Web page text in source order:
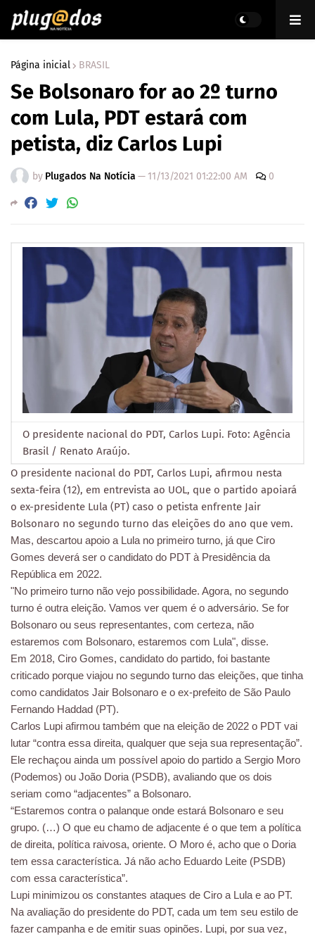
Página inicial BRASIL
Se Bolsonaro for ao 2º turno
com Lula, PDT estará com
petista, diz Carlos Lupi
by Plugados Na Notícia — 11/13/2021 01:22:00 AM 0
O presidente nacional do PDT, Carlos Lupi. Foto: Agência
Brasil / Renato Araújo.
O presidente nacional do PDT, Carlos Lupi, afirmou nesta
sexta-feira (12), em entrevista ao UOL, que o partido apoiará
o ex-presidente Lula (PT) caso o petista enfrente Jair
Bolsonaro no segundo turno das eleições do ano que vem.
Mas, descartou apoio a Lula no primeiro turno, já que Ciro
Gomes deverá ser o candidato do PDT à Presidência da
República em 2022.
"No primeiro turno não vejo possibilidade. Agora, no segundo
turno é outra eleição. Vamos ver quem é o adversário. Se for
Bolsonaro ou seus representantes, com certeza, não
estaremos com Bolsonaro, estaremos com Lula", disse.
Em 2018, Ciro Gomes, candidato do partido, foi bastante
criticado porque viajou no segundo turno das eleições, que tinha
como candidatos Jair Bolsonaro e o ex-prefeito de São Paulo
Fernando Haddad (PT).
Carlos Lupi afirmou também que na eleição de 2022 o PDT vai
lutar “contra essa direita, qualquer que seja sua representação”.
Ele rechaçou ainda um possível apoio do partido a Sergio Moro
(Podemos) ou João Doria (PSDB), avaliando que os dois
seriam como “adjacentes” a Bolsonaro.
“Estaremos contra o palanque onde estará Bolsonaro e seu
grupo. (…) O que eu chamo de adjacente é o que tem a política
de direita, política raivosa, oriente. O Moro é, acho que o Doria
tem essa característica. Já não acho Eduardo Leite (PSDB)
com essa característica”.
Lupi minimizou os constantes ataques de Ciro a Lula e ao PT.
Na avaliação do presidente do PDT, cada um tem seu estilo de
fazer campanha e de emitir suas opinões. Lupi, por sua vez,